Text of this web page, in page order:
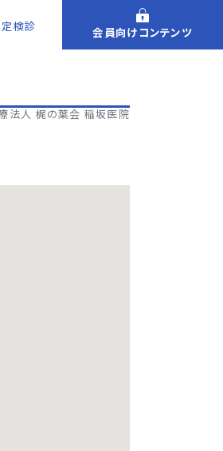
検診 会員向けコンテンツ
法人 梶の葉会 稲坂医院